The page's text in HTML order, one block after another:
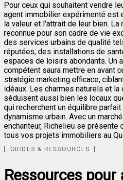
Pour ceux qui souhaitent vendre
agent immobilier expérimenté est
la valeur et l'attrait de leur bien.
reconnue pour son cadre de vie
des services urbains de qualité
réputées, des installations de
espaces de loisirs abondants. Un
compétent saura mettre en avant
stratégie marketing efficace,
idéaux. Les charmes naturels et
séduisent aussi bien les locaux
qui recherchent un équilibre
dynamisme urbain. Avec un
enchanteur, Richelieu se présente
tous vos projets immobiliers au
GUIDES & RESSOURCES
Ressources pour